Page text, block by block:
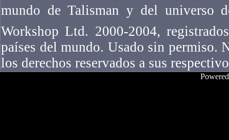
mundo de Talisman y del universo
Workshop Ltd. 2000-2004,
países del mundo. Usado sin permiso.
los derechos reservados a sus